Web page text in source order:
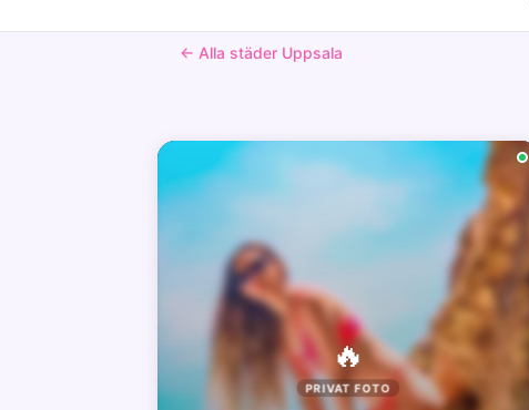
← Alla städer Uppsala
🔥
PRIVAT FOTO